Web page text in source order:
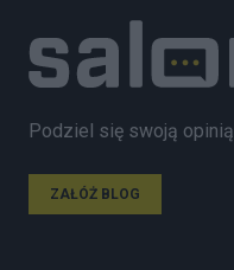
Podziel się swoją opinią
ZAŁÓŻ BLOG